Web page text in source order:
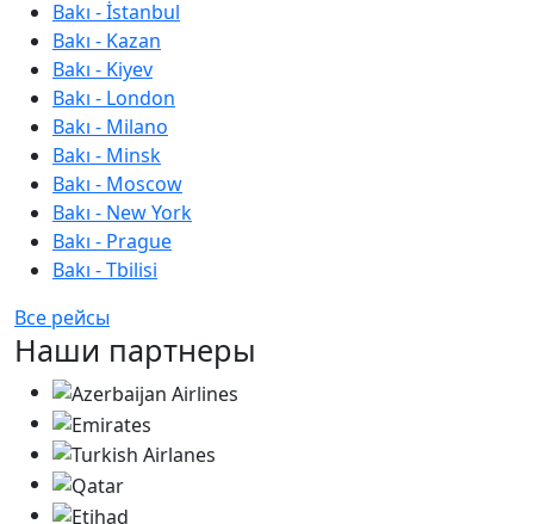
Bakı - İstanbul
Bakı - Kazan
Bakı - Kiyev
Bakı - London
Bakı - Milano
Bakı - Minsk
Bakı - Moscow
Bakı - New York
Bakı - Prague
Bakı - Tbilisi
Все рейсы
Наши партнеры